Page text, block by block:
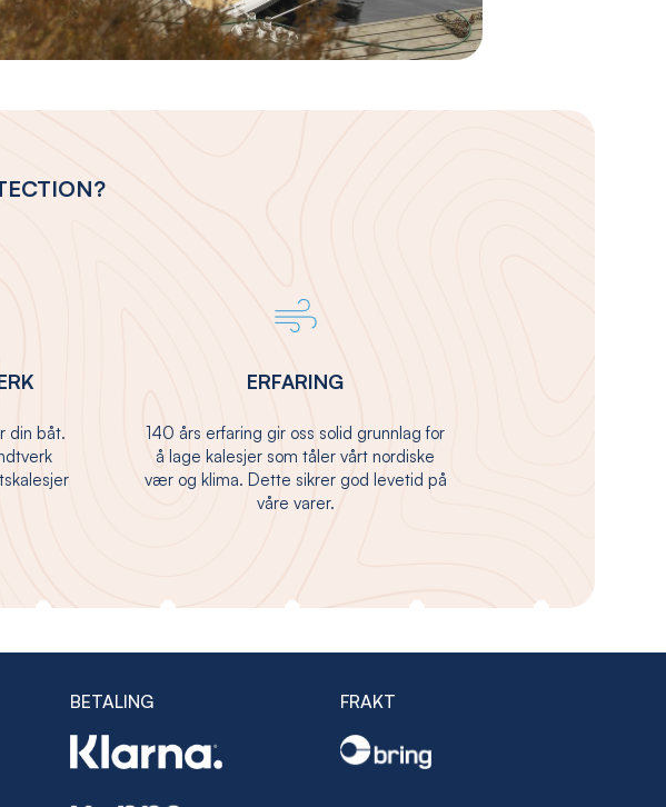
din båt.
ERFARING
140 års erfaring gir oss solid grunnlag for
å lage kalesjer som tåler vårt nordiske
vær og klima. Dette sikrer god levetid på
våre varer.
BETALING FRAKT